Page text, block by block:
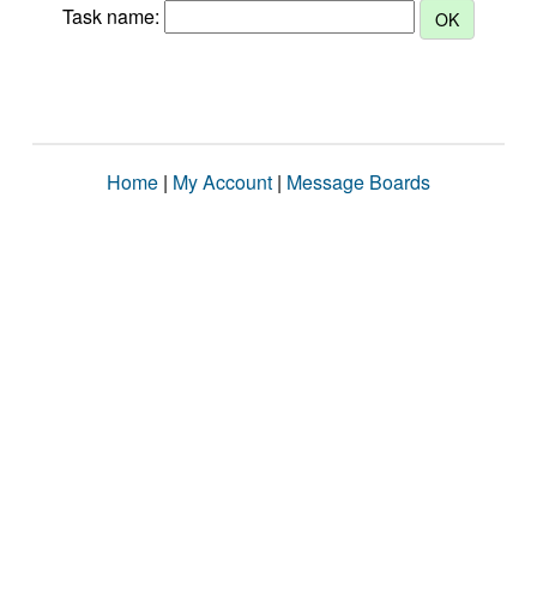
Task name:
Home | My Account | Message Boards